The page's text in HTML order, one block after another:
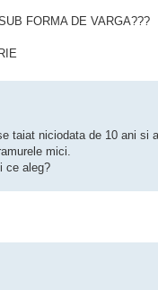
FORMA DE VARGA???
taiat niciodata de 10 ani si
mici.
ce aleg?